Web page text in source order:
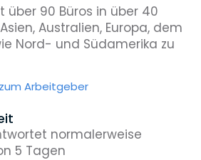
über 90 Büros in über 40
Australien, Europa, dem
Nord- und Südamerika zu
Arbeitgeber
normalerweise
5 Tagen